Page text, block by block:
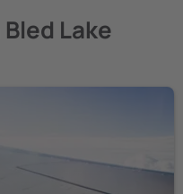
Lake